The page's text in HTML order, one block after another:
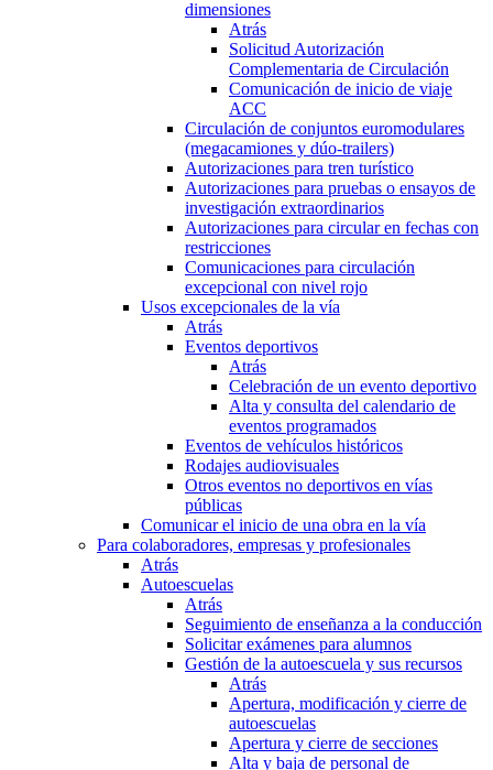
dimensiones
Atrás
Solicitud Autorización
Complementaria de Circulación
Comunicación de inicio de viaje
ACC
Circulación de conjuntos euromodulares
(megacamiones y dúo-trailers)
Autorizaciones para tren turístico
Autorizaciones para pruebas o ensayos de
investigación extraordinarios
Autorizaciones para circular en fechas con
restricciones
Comunicaciones para circulación
excepcional con nivel rojo
Usos excepcionales de la vía
Atrás
Eventos deportivos
Atrás
Celebración de un evento deportivo
Alta y consulta del calendario de
eventos programados
Eventos de vehículos históricos
Rodajes audiovisuales
Otros eventos no deportivos en vías
públicas
Comunicar el inicio de una obra en la vía
Para colaboradores, empresas y profesionales
Atrás
Autoescuelas
Atrás
Seguimiento de enseñanza a la conducción
Solicitar exámenes para alumnos
Gestión de la autoescuela y sus recursos
Atrás
Apertura, modificación y cierre de
autoescuelas
Apertura y cierre de secciones
Alta y baja de personal de